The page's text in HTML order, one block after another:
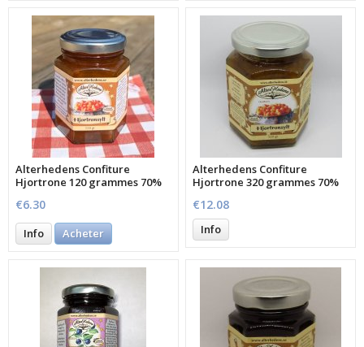
Alterhedens Confiture
Hjortrone 120 grammes 70%
€6.30
Info Acheter
Alterhedens Confiture
Hjortrone 320 grammes 70%
€12.08
Info